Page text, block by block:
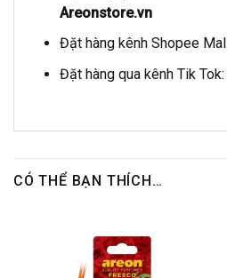
Areonstore.vn
Đặt hàng kênh Shopee
Đặt hàng qua kênh Tik Tok:
CÓ THỂ BẠN THÍCH…